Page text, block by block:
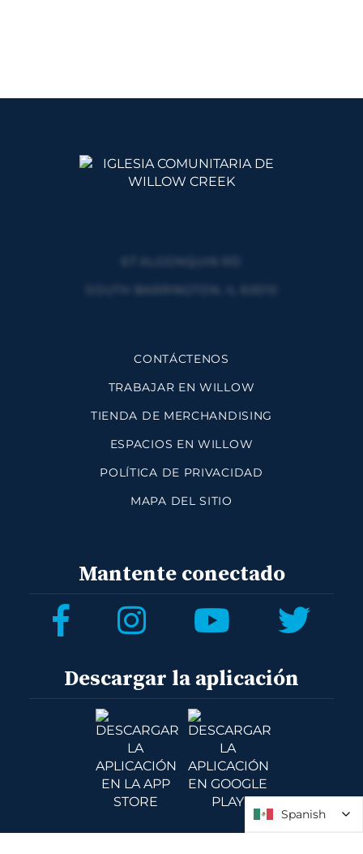
CONTÁCTENOS
TRABAJAR EN WILLOW
TIENDA DE MERCHANDISING
ESPACIOS EN WILLOW
POLÍTICA DE PRIVACIDAD
MAPA DEL SITIO
Mantente conectado
Descargar la aplicación
Spanish
Spanish